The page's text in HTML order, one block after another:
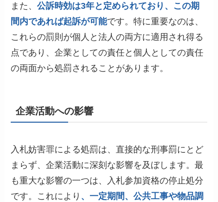
また、公訴時効は3年と定められており、この期
間内であれば起訴が可能です。特に重要なのは、
これらの罰則が個人と法人の両方に適用され得る
点であり、企業としての責任と個人としての責任
の両面から処罰されることがあります。
企業活動への影響
入札妨害罪による処罰は、直接的な刑事罰にとど
まらず、企業活動に深刻な影響を及ぼします。最
も重大な影響の一つは、入札参加資格の停止処分
です。これにより 、一定期間、公共工事や物品調